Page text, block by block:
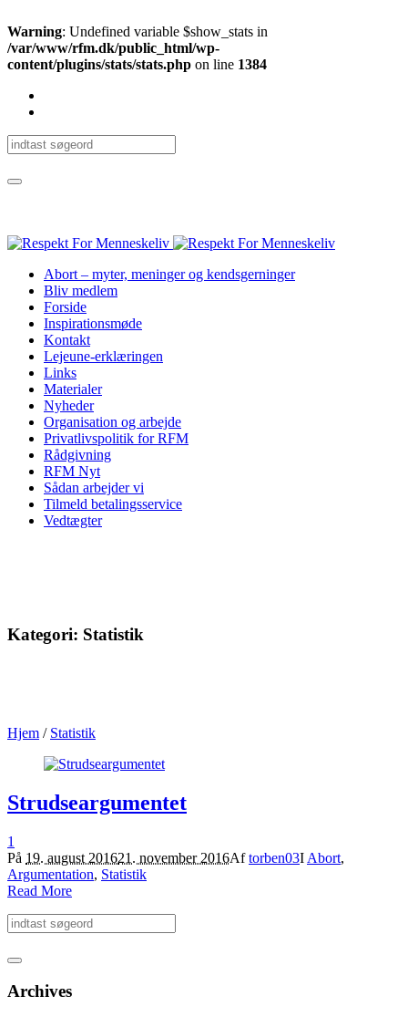
Warning: Undefined variable $show_stats in
/var/www/rfm.dk/public_html/wp-
content/plugins/stats/stats.php on line 1384
Abort – myter, meninger og kendsgerninger
Bliv medlem
Forside
Inspirationsmøde
Kontakt
Lejeune-erklæringen
Links
Materialer
Nyheder
Organisation og arbejde
Privatlivspolitik for RFM
Rådgivning
RFM Nyt
Sådan arbejder vi
Tilmeld betalingsservice
Vedtægter
Kategori: Statistik
Hjem / Statistik
Strudseargumentet
1
På 19. august 201621. november 2016Aftorben03I Abort,
Argumentation, Statistik
Read More
Archives